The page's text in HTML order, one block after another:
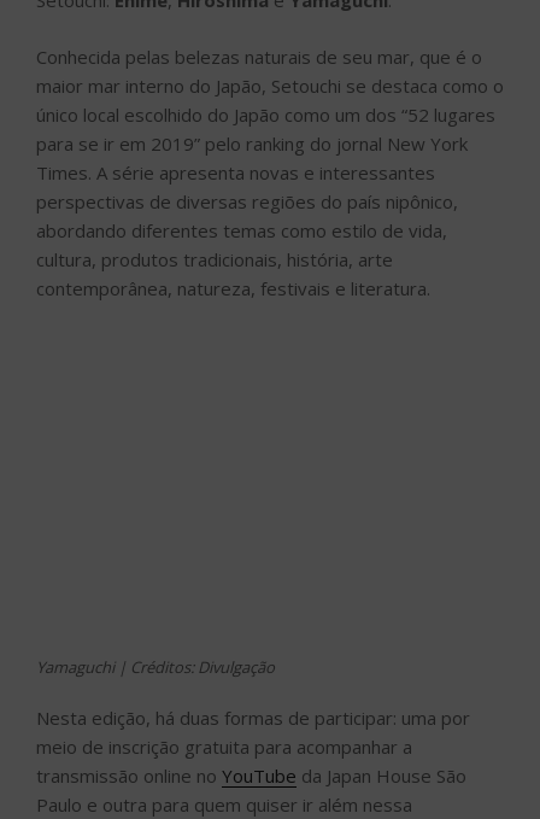
Conhecida pelas belezas naturais de seu mar, que é o
maior mar interno do Japão, Setouchi se destaca como o
único local escolhido do Japão como um dos “52 lugares
para se ir em 2019” pelo ranking do jornal New York
Times. A série apresenta novas e interessantes
perspectivas de diversas regiões do país nipônico,
abordando diferentes temas como estilo de vida,
cultura, produtos tradicionais, história, arte
contemporânea, natureza, festivais e literatura.
Yamaguchi | Créditos: Divulgação
Nesta edição, há duas formas de participar: uma por
meio de inscrição gratuita para acompanhar a
transmissão online no YouTube da Japan House São
Paulo e outra para quem quiser ir além nessa